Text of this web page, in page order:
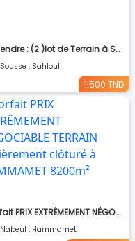
A Vendre : (2 )lot de Terrain à Sahloul 4
Sousse , Sahloul
1.500 TND
Forfait PRIX EXTRÊMEMENT NÉGOCIABLE TERRAIN entièrement clôturé à HAMMAMET 8200m²
Nabeul , Hammamet